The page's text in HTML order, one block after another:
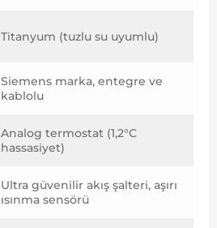
Titanyum (tuzlu su uyumlu)
Siemens marka, entegre ve
kablolu
Analog termostat (1,2°C
hassasiyet)
Ultra güvenilir akış şalteri, aşırı
ısınma sensörü